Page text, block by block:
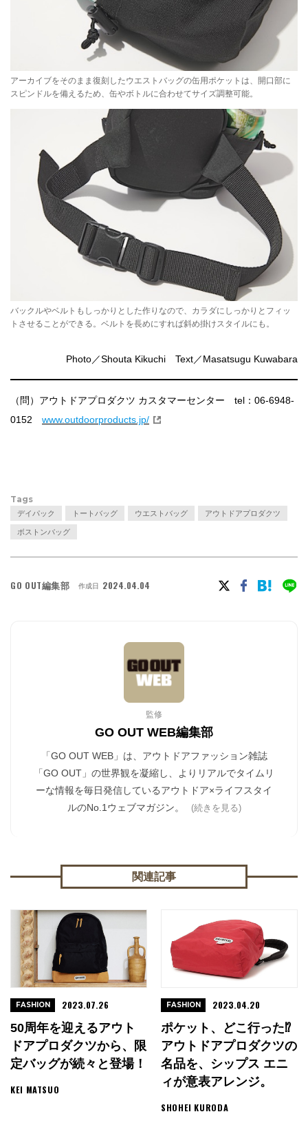
アーカイブをそのまま復刻したウエストバッグの缶用ポケットは、開口部に
スピンドルを備えるため、缶やボトルに合わせてサイズ調整可能。
バックルやベルトもしっかりとした作りなので、カラダにしっかりとフィッ
トさせることができる。ベルトを長めにすれば斜め掛けスタイルにも。
Photo／Shouta Kikuchi Text／Masatsugu Kuwabara
（問）アウトドアプロダクツ カスタマーセンター tel：06-6948-
0152 www.outdoorproducts.jp/
Tags
デイパック トートバッグ ウエストバッグ アウトドアプロダクツ
ボストンバッグ
GO OUT編集部 作成日 2024.04.04
監修
GO OUT WEB編集部
「GO OUT WEB」は、アウトドアファッション雑誌
「GO OUT」の世界観を凝縮し、よりリアルでタイムリ
ーな情報を毎日発信しているアウトドア×ライフスタイ
ルのNo.1ウェブマガジン。
(続きを見る)
関連記事
50周年を迎えるアウト
ドアプロダクツから、限
定バッグが続々と登場！
KEI MATSUO
FASHION 2023.07.26
ポケット、どこ行った⁉︎
アウトドアプロダクツの
名品を、シップス エニ
ィが意表アレンジ。
SHOHEI KURODA
FASHION 2023.04.20